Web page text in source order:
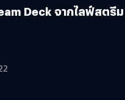
Deck จากไลฟ์สตรีม